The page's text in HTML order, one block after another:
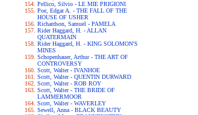
Pellico, Silvio - LE MIE PRIGIONI
Poe, Edgar A. - THE FALL OF THE
HOUSE OF USHER
Richardson, Samuel - PAMELA
Rider Haggard, H. - ALLAN
QUATERMAIN
Rider Haggard, H. - KING SOLOMON'S
MINES
Schopenhauer, Arthur - THE ART OF
CONTROVERSY
Scott, Walter - IVANHOE
Scott, Walter - QUENTIN DURWARD
Scott, Walter - ROB ROY
Scott, Walter - THE BRIDE OF
LAMMERMOOR
Scott, Walter - WAVERLEY
Sewell, Anna - BLACK BEAUTY